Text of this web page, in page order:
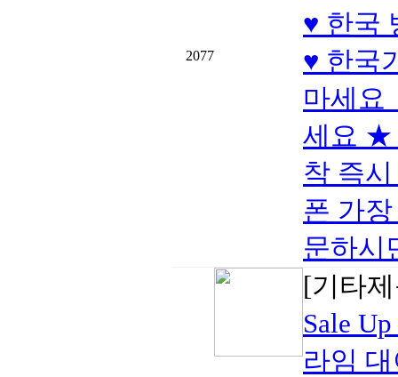
2077
♥ 한국
♥ 한국
마세요
세요 ★
착 즉
폰 가
문하시
[기타
Sale
라임